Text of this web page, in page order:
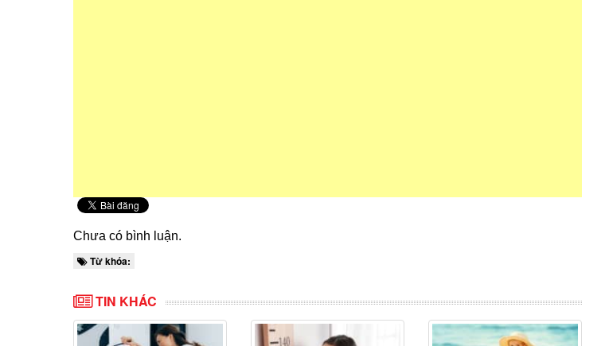
Chưa có bình luận.
Từ khóa:
TIN KHÁC